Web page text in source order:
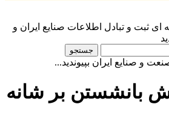
ثبت و تبادل اطلاعات صنایع ایران و
و صنایع ایران بپیوندید...
بانشستن بر شانه